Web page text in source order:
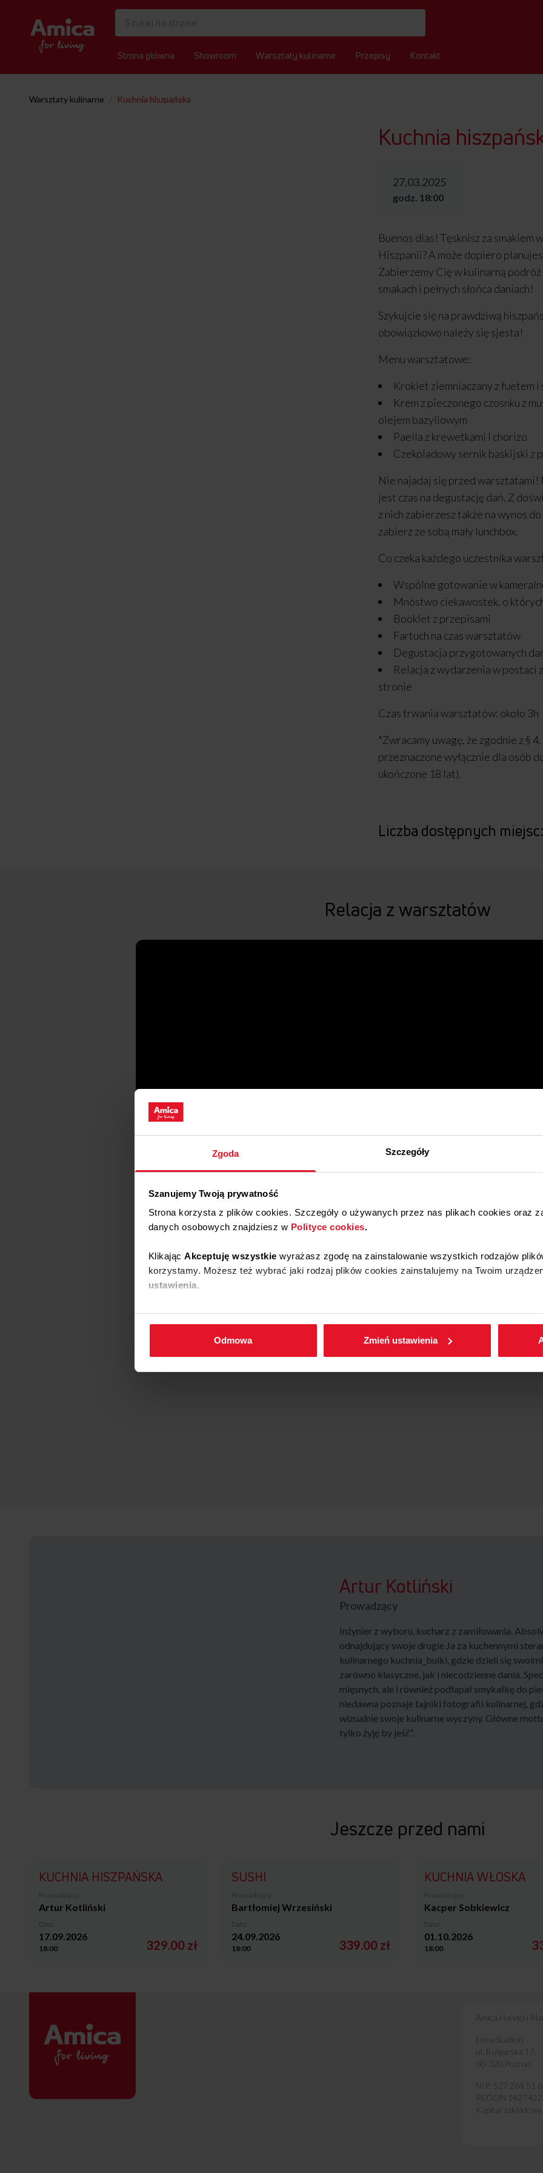
Zgoda Szczegóły
Szanujemy Twoją prywatność
Strona korzysta z plików cookies. Szczegóły o używanych przez nas plikach cookies oraz
danych osobowych znajdziesz w Polityce cookies.
Klikając Akceptuję wszystkie wyrażasz zgodę na zainstalowanie wszystkich rodzajów
korzystamy. Możesz też wybrać jaki rodzaj plików cookies zainstalujemy na Twoim
ustawienia.
W każdej chwili możesz zmienić wybrane przez Ciebie ustawienia plików cookies wchodząc
Odmowa
Zmień ustawienia
Strona główna Showroom Warsztaty kulinarne Przepisy Kontakt
Warsztaty kulinarne Kuchnia hiszpańska
Kuchnia
27.03.2025
godz. 18:00
Buenos dias! Tęsknisz za smakiem
Hiszpanii? A może dopiero
Zabierzemy Cię w kulinarną
smakach i pełnych słońca daniach!
Szykujcie się na prawdziwą
obowiązkowo należy się sjesta!
Menu warsztatowe:
Krokiet ziemniaczany z fuetem i
Krem z pieczonego czosnku z
olejem bazyliowym
Paella z krewetkami i chorizo
Czekoladowy sernik baskijski z
Nie najadaj się przed
jest czas na degustację dań. Z
z nich zabierzesz także na wynos
zabierz ze sobą mały lunchbox.
Co czeka każdego uczestnika
Wspólne gotowanie w
Mnóstwo ciekawostek, o
Booklet z przepisami
Fartuch na czas warsztatów
Degustacja przygotowanych
Relacja z wydarzenia w postaci
stronie
Czas trwania warsztatów: około 3h
*Zwracamy uwagę, że zgodnie z §
przeznaczone wyłącznie dla osób
ukończone 18 lat).
Liczba dostępnych
Relacja z warsztatów
Artur Kotliński
Prowadzący
Inżynier z wyboru, kucharz z zamiłowania.
odnajdujący swoje drugie Ja za kuchennymi
kulinarnego kuchnia_bulki, gdzie dzieli się
zarówno klasyczne, jak i niecodzienne dania.
mięsnych, ale i również podłapał smykałkę do
niedawna poznaje tajniki fotografii kulinarnej,
wizualnie swoje kulinarne wyczyny. Główne
tylko żyję by jeść”.
Jeszcze przed nami
KUCHNIA HISZPAŃSKA
Artur Kotliński
17.09.2026
18:00 329.00 zł
SUSHI
Bartłomiej Wrzesiński
24.09.2026
18:00 339.00 zł
KUCHNIA WŁOSKA
Kacper Sobkiewicz
01.10.2026
18:00
Amica Handel i
Enea Stadion
ul. Bułgarska 17,
60-320 Poznań
NIP: 527 264 51
REGON
Kapitał